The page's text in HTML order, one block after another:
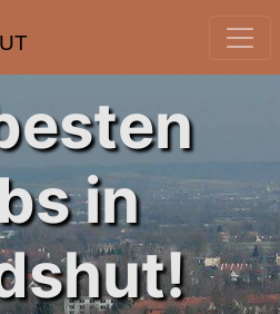
in